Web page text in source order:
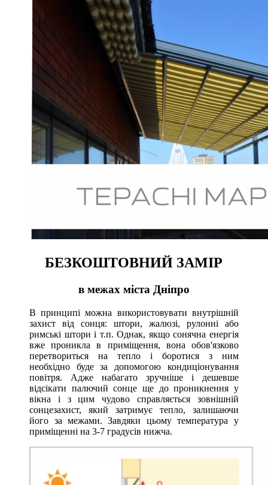
БЕЗКОШТОВНИЙ ЗАМІР
в межах міста Дніпро
В принципі можна використовувати внутрішній
захист від сонця: штори, жалюзі, рулонні або
римські штори і т.п. Однак, якщо сонячна енергія
вже проникла в приміщення, вона обов'язково
перетвориться на тепло і боротися з ним
необхідно буде за допомогою кондиціонування
повітря. Адже набагато зручніше і дешевше
відсікати палючий сонце ще до проникнення у
вікна і з цим чудово справляється зовнішній
сонцезахист, який затримує тепло, залишаючи
його за межами. Завдяки цьому температура у
приміщенні на 3-7 градусів нижча.